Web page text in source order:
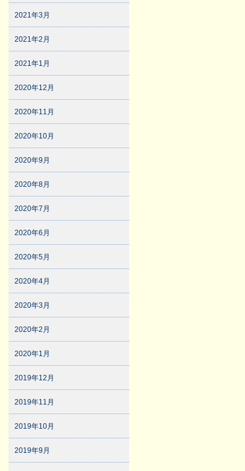
2021年3月
2021年2月
2021年1月
2020年12月
2020年11月
2020年10月
2020年9月
2020年8月
2020年7月
2020年6月
2020年5月
2020年4月
2020年3月
2020年2月
2020年1月
2019年12月
2019年11月
2019年10月
2019年9月